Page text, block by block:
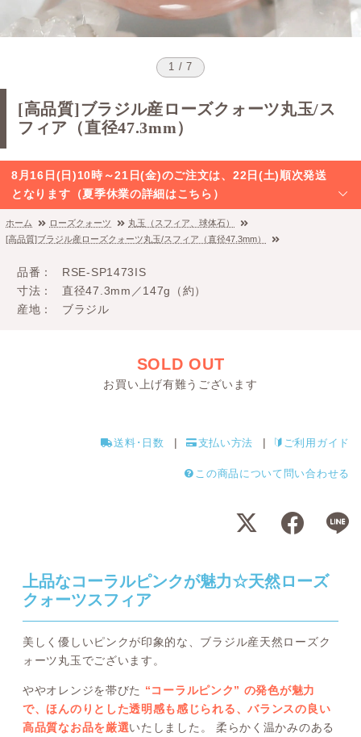
1 / 7
[高品質]ブラジル産ローズクォーツ丸玉/ス
フィア（直径47.3mm）
8月16日(日)10時～21日(金)のご注文は、22日(土)順次発送
となります（夏季休業の詳細はこちら）
ホーム ローズクォーツ
丸玉（スフィア、球体石）
[高品質]ブラジル産ローズクォーツ丸玉/スフィア（直径47.3mm）
品番
RSE-SP1473IS
寸法
直径47.3mm／147g（約）
産地
ブラジル
SOLD OUT
お買い上げ有難うございます
送料･日数 支払い方法 ご利用ガイド
この商品について問い合わせる
上品なコーラルピンクが魅力☆天然ローズ
クォーツスフィア
美しく優しいピンクが印象的な、ブラジル産天然ローズク
ォーツ丸玉でございます。
ややオレンジを帯びた “コーラルピンク” の発色が魅力
で、ほんのりとした透明感も感じられる、バランスの良い
高品質なお品を厳選いたしました。 柔らかく温かみのある